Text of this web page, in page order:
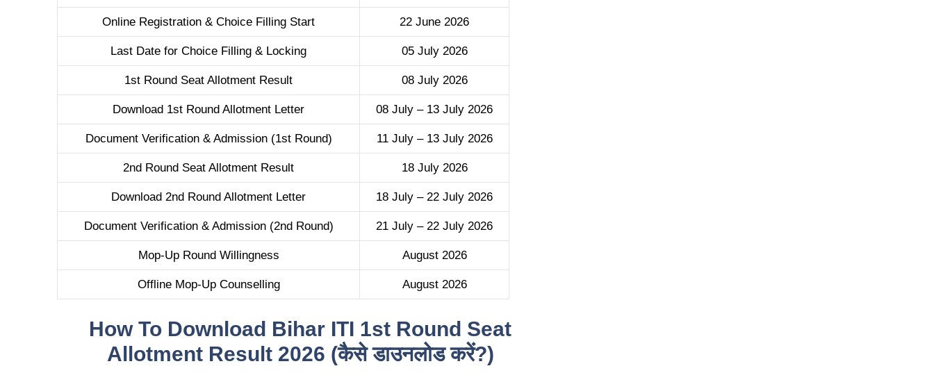
Online Registration & Choice Filling Start 22 June 2026
Last Date for Choice Filling & Locking 05 July 2026
1st Round Seat Allotment Result 08 July 2026
Download 1st Round Allotment Letter 08 July – 13 July 2026
Document Verification & Admission (1st Round) 11 July – 13 July 2026
2nd Round Seat Allotment Result 18 July 2026
Download 2nd Round Allotment Letter 18 July – 22 July 2026
Document Verification & Admission (2nd Round) 21 July – 22 July 2026
Mop-Up Round Willingness August 2026
Offline Mop-Up Counselling August 2026
How To Download Bihar ITI 1st Round Seat
Allotment Result 2026 (कैसे डाउनलोड करें?)